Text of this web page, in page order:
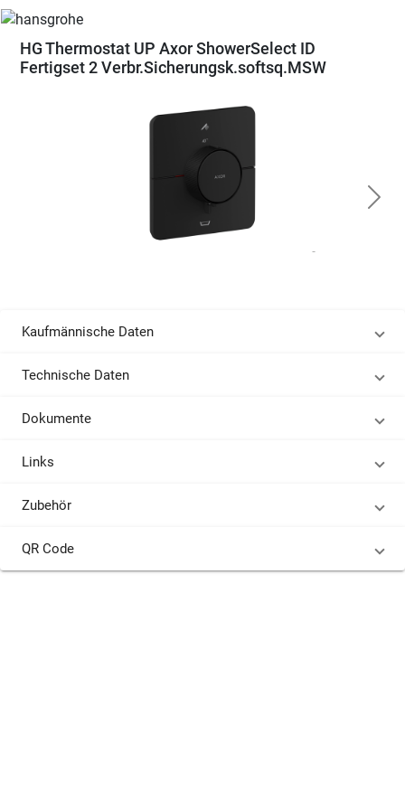
HG Thermostat UP Axor ShowerSelect ID
Fertigset 2 Verbr.Sicherungsk.softsq.MSW
Kaufmännische Daten
Technische Daten
Dokumente
Links
Zubehör
QR Code